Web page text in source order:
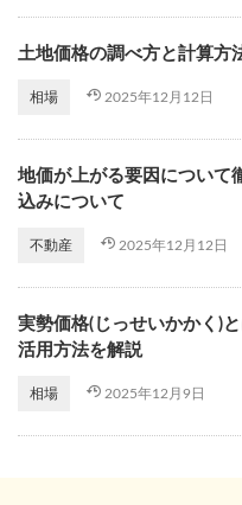
土地価格の調べ方と計算方
相場 2025年12月12日
地価が上がる要因について
込みについて
不動産 2025年12月12日
実勢価格(じっせいかかく)
活用方法を解説
相場 2025年12月9日